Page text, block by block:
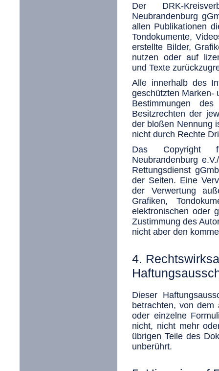
Der DRK-
Neubrandenburg
allen Publikationen
Tondokumente,
erstellte Bilder,
nutzen oder auf
und Texte
Alle innerhalb des
geschützten Marken-
Bestimmungen
Besitzrechten der
der bloßen Nennung
nicht durch Rechte
Das Copyright
Neubrandenburg
Rettungsdienst
der Seiten. Eine
der Verwertung
Grafiken,
elektronischen oder
Zustimmung des
nicht aber den
4.
Dieser
betrachten, von dem
oder einzelne
nicht, nicht mehr
übrigen Teile des
unberührt.